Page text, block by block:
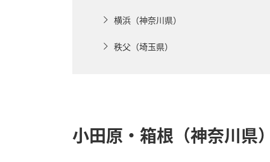
横浜（神奈川県）
秩父（埼玉県）
小田原・箱根（神奈川県